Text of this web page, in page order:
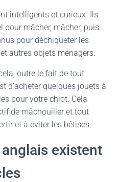
intelligents et curieux. Ils
mâcher, mâcher, puis
pour déchiqueter les
autres objets ménagers.
outre le fait de tout
d’acheter quelques jouets à
pour votre chiot. Cela
de mâchouiller et tout
et à éviter les bêtises.
existent